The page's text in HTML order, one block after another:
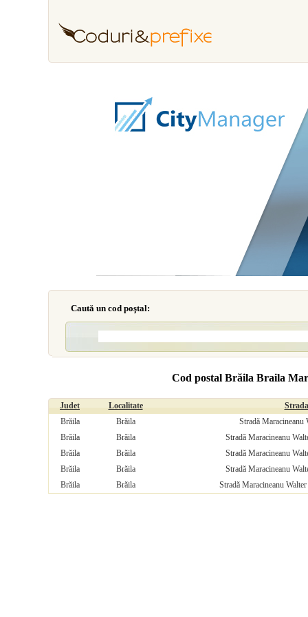
Caută un cod poştal:
Cod postal Brăila Braila
Judet Localitate
Strada
Brăila
Brăila
Stradă Maracineanu
Brăila
Brăila
Stradă Maracineanu
Brăila
Brăila
Stradă Maracineanu
Brăila
Brăila
Stradă Maracineanu
Brăila
Brăila Stradă Maracineanu